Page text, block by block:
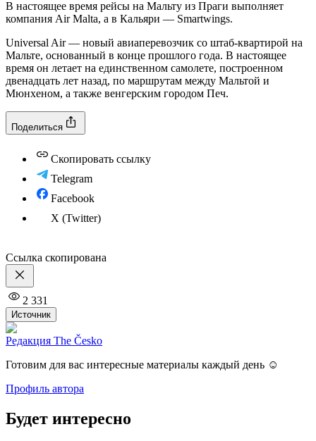
В настоящее время рейсы на Мальту из Праги выполняет
компания Air Malta, а в Кальяри — Smartwings.
Universal Air — новый авиаперевозчик со штаб-квартирой на
Мальте, основанный в конце прошлого года. В настоящее
время он летает на единственном самолете, построенном
двенадцать лет назад, по маршрутам между Мальтой и
Мюнхеном, а также венгерским городом Печ.
Поделиться
Скопировать ссылку
Telegram
Facebook
X (Twitter)
Ссылка скопирована
2 331
Источник
Редакция The Česko
Готовим для вас интересные материалы каждый день ☺️
Профиль автора
Будет интересно